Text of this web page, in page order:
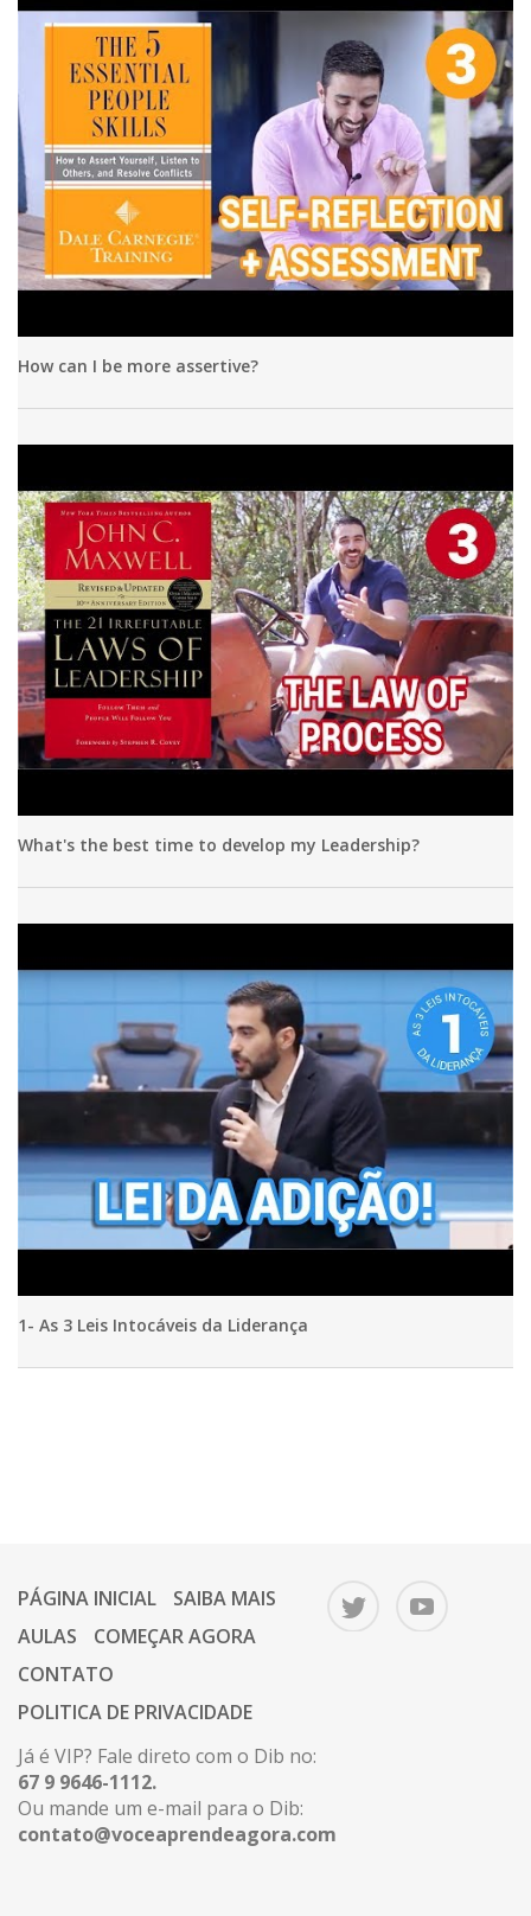
How can I be more assertive?
What's the best time to develop my Leadership?
1- As 3 Leis Intocáveis da Liderança
PÁGINA INICIAL
SAIBA MAIS
AULAS
COMEÇAR AGORA
CONTATO
POLITICA DE PRIVACIDADE
Já é VIP? Fale direto com o Dib no:
67 9 9646-1112.
Ou mande um e-mail para o Dib:
contato@voceaprendeagora.com